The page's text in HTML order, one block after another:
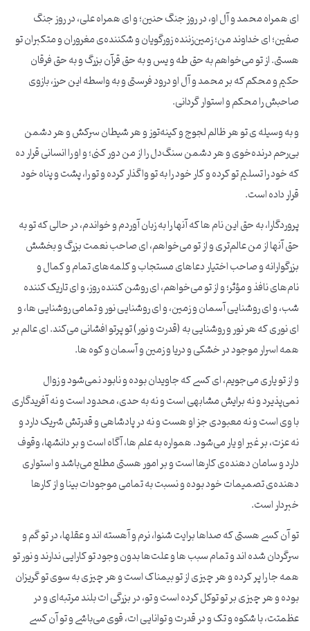
ای همراه محمد و آل او، در روز جنگ حنین؛ و ای همراه علی، در روز جنگ
صفین؛ ای خداوند من؛ زمین‌زننده زورگویان و شکننده‌ی مغروران و متکبران تو
هستی. از تو می‌خواهم به حق طه و یس و به حق قرآن بزرگ و به حق فرقان
حکیم و محکم که بر محمد و آل او درود فرستی و به واسطه این حرز، بازوی
صاحبش را محکم و استوار گردانی.
و به وسیله ی تو هر ظالم لجوج و کینه‌توز و هر شیطان سرکش و هر دشمن
بی‌رحم درنده‌خوی و هر دشمن سنگ‌دل را از من دور کنی؛ و او را انسانی قرار ده
که خود را تسلیم تو کرده و کار خود را به تو واگذار کرده و تو را، پشت و پناه خود
قرار داده است.
پروردگارا، به حق این نام ها که آنها را به زبان آوردم و خواندم، در حالی که تو به
حق آنها از من عالم‌تری و از تو می‌خواهم، ای صاحب نعمت بزرگ و بخشش
بزرگوارانه و صاحب اختیار دعاهای مستجاب و کلمه‌های تمام و کمال و
نام‌های نافذ و مؤثر؛ و از تو می‌خواهم، ای روشن کننده روز، و ای تاریک کننده
شب، و ای روشنایی آسمان و زمین، و ای روشنایی نور و تمامی روشنایی ها، و
ای نوری که هر نور و روشنایی به (قدرت و نور) تو پرتو افشانی می‌کند. ای عالم بر
همه اسرار موجود در خشکی و دریا و زمین و آسمان و کوه ها.
و از تو یاری می‌جویم، ای کسی که جاویدان بوده و نابود نمی‌شود و زوال
نمی‌پذیرد و نه برایش مشابهی است و نه به حدی، محدود است و نه آفریدگاری
با وی است و نه معبودی جز او هست و نه در پادشاهی و قدرتش شریک دارد و
نه عزت، بر غیر او یار می‌شود. همواره به علم ها، آگاه است و بر دانشها، وقوف
دارد و سامان دهنده‌ی کارها است و بر امور هستی مطلع می‌باشد و استواری
دهنده‌ی تصمیمات خود بوده و نسبت به تمامی موجودات بینا و از کارها
خبردار است.
تو آن کسی هستی که صداها برایت شنوا، نرم و آهسته اند و عقلها، در تو گم و
سرگردان شده اند و تمام سبب ها و علت‌ها بدون وجود تو کارایی ندارند و نور تو
همه جا را پر کرده و هر چیزی از تو بیمناک است و هر چیزی به سوی تو گریزان
بوده و هر چیزی بر تو توکل کرده است و تو، در بزرگی ات بلند مرتبه‌ای و در
عظمتت، با شکوه و تک و در قدرت و توانایی ات، قوی می‌باشی و تو آن کسی